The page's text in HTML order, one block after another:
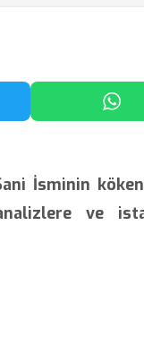
Paylaş
İsminin
ve